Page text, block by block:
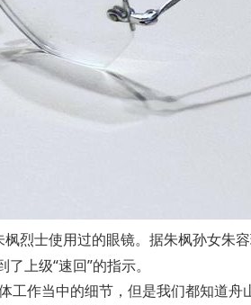
枫烈士使用过的眼镜。据朱枫孙女朱
上级“速回”的指示。
工作当中的细节，但是我们都知道